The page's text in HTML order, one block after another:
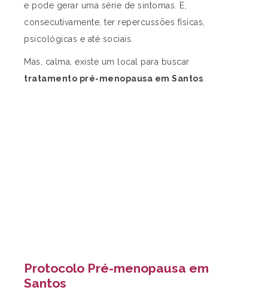
e pode gerar uma série de sintomas. E,
consecutivamente, ter repercussões físicas,
psicológicas e até sociais.
Mas, calma, existe um local para buscar
tratamento pré-menopausa em Santos
Protocolo Pré-menopausa em
Santos